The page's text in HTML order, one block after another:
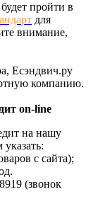
пройти в
для
внимание,
Есэндвич.ру
компанию.
on-line
на нашу
с сайта);
(звонок